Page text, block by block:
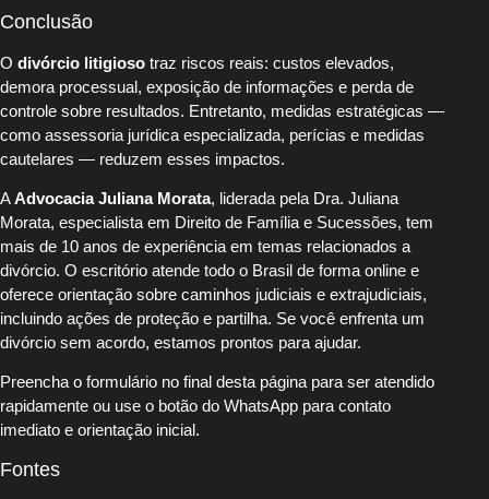
Conclusão
O divórcio litigioso traz riscos reais: custos elevados,
demora processual, exposição de informações e perda de
controle sobre resultados. Entretanto, medidas estratégicas —
como assessoria jurídica especializada, perícias e medidas
cautelares — reduzem esses impactos.
AAdvocacia Juliana Morata, liderada pela Dra. Juliana
Morata, especialista em Direito de Família e Sucessões, tem
mais de 10 anos de experiência em temas relacionados a
divórcio. O escritório atende todo o Brasil de forma online e
oferece orientação sobre caminhos judiciais e extrajudiciais,
incluindo ações de proteção e partilha. Se você enfrenta um
divórcio sem acordo, estamos prontos para ajudar.
Preencha o formulário no final desta página para ser atendido
rapidamente ou use o botão do WhatsApp para contato
imediato e orientação inicial.
Fontes